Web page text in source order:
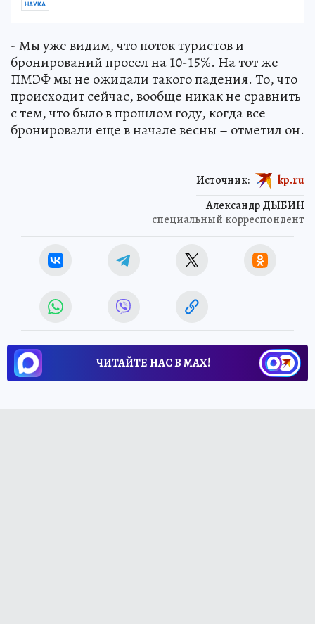
НАУКА
- Мы уже видим, что поток туристов и
бронирований просел на 10-15%. На тот же
ПМЭФ мы не ожидали такого падения. То, что
происходит сейчас, вообще никак не сравнить
с тем, что было в прошлом году, когда все
бронировали еще в начале весны – отметил он.
Александр ДЫБИН
специальный корреспондент
Источник: kp.ru
ЧИТАЙТЕ НАС В МАХ!